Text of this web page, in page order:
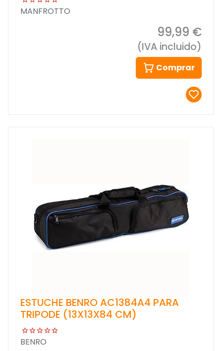
MANFROTTO
99,99 €
(IVA incluido)
Comprar
ESTUCHE BENRO AC1384A4 PARA
TRIPODE (13X13X84 CM)
BENRO